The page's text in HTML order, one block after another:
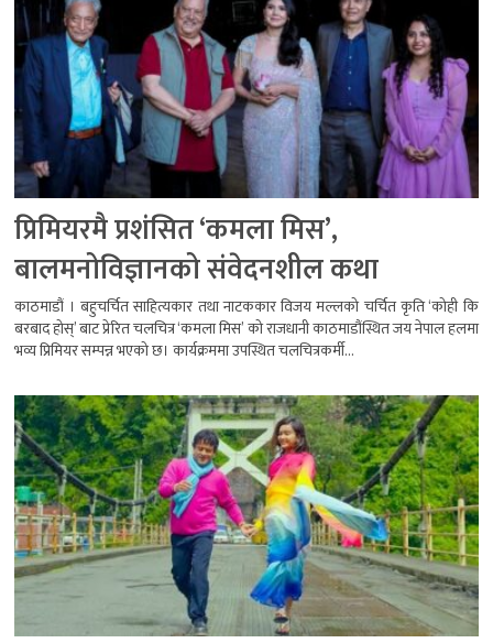
प्रिमियरमै प्रशंसित ‘कमला मिस’,
बालमनोविज्ञानको संवेदनशील कथा
काठमाडौं । बहुचर्चित साहित्यकार तथा नाटककार विजय मल्लको चर्चित कृति ‘कोही कि
बरबाद होस्’ बाट प्रेरित चलचित्र ‘कमला मिस’ को राजधानी काठमाडौंस्थित जय नेपाल हलमा
भव्य प्रिमियर सम्पन्न भएको छ। कार्यक्रममा उपस्थित चलचित्रकर्मी...